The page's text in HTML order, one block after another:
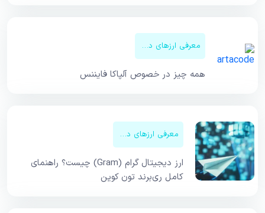
معرفی ارزهای دیجیتال
همه چیز در خصوص آلپاکا فایننس
معرفی ارزهای دیجیتال
ارز دیجیتال گرام (Gram) چیست؟ راهنمای
کامل ری‌برند تون کوین